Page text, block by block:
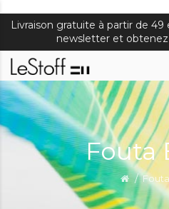
Livraison gratuite à partir de 49
newsletter et
Fouta